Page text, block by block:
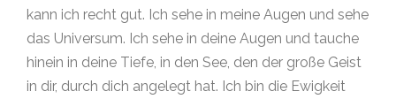
kann ich recht gut. Ich sehe in meine Augen und sehe
das Universum. Ich sehe in deine Augen und tauche
hinein in deine Tiefe, in den See, den der große Geist
in dir, durch dich angelegt hat. Ich bin die Ewigkeit